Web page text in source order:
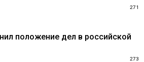
271
положение дел в российской
273